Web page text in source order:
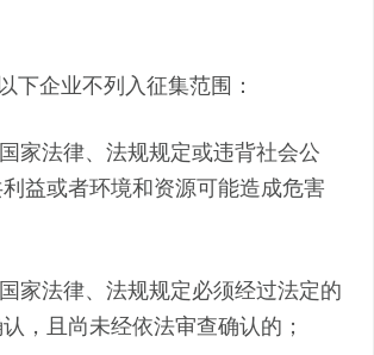
企业不列入征集范围：
法律、法规规定或违背社会公
益或者环境和资源可能造成危害
法律、法规规定必须经过法定的
，且尚未经依法审查确认的；